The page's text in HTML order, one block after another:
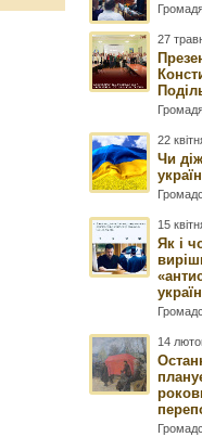
27
22
Чи
15
Як і
14